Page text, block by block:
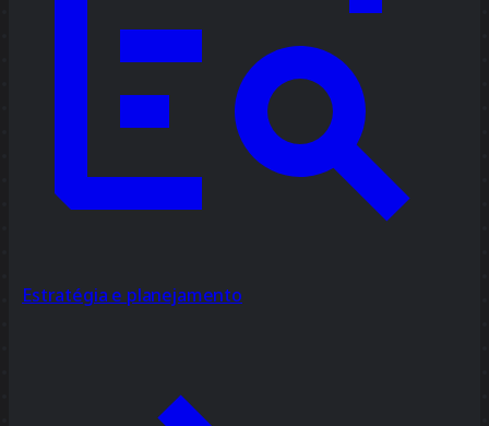
Estratégia e planejamento